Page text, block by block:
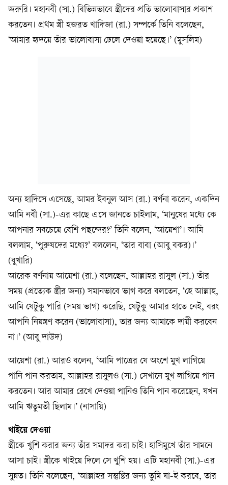
জরুরি। মহানবী (সা.) বিভিন্নভাবে স্ত্রীদের প্রতি ভালোবাসার প্রকাশ
করতেন। প্রথম স্ত্রী হজরত খাদিজা (রা.) সম্পর্কে তিনি বলেছেন,
‘আমার হৃদয়ে তাঁর ভালোবাসা ঢেলে দেওয়া হয়েছে।’ (মুসলিম)
অন্য হাদিসে এসেছে, আমর ইবনুল আস (রা.) বর্ণনা করেন, একদিন
আমি নবী (সা.)-এর কাছে এসে জানতে চাইলাম, ‘মানুষের মধ্যে কে
আপনার সবচেয়ে বেশি পছন্দের?’ তিনি বলেন, ‘আয়েশা’। আমি
বললাম, ‘পুরুষদের মধ্যে?’ বললেন, ‘তার বাবা (আবু বকর)।’
(বুখারি)
আরেক বর্ণনায় আয়েশা (রা.) বলেছেন, আল্লাহর রাসুল (সা.) তাঁর
সময় (প্রত্যেক স্ত্রীর জন্য) সমানভাবে ভাগ করে বলতেন, ‘হে আল্লাহ,
আমি যেটুকু পারি (সময় ভাগ) করেছি, যেটুকু আমার হাতে নেই, বরং
আপনি নিয়ন্ত্রণ করেন (ভালোবাসা), তার জন্য আমাকে দায়ী করবেন
না।’ (আবু দাউদ)
আয়েশা (রা.) আরও বলেন, ‘আমি পাত্রের যে অংশে মুখ লাগিয়ে
পানি পান করতাম, আল্লাহর রাসুলও (সা.) সেখানে মুখ লাগিয়ে পান
করতেন। আর আমার রেখে দেওয়া পানিও তিনি পান করেছেন, যখন
আমি ঋতুমতী ছিলাম।’ (নাসায়ি)
খাইয়ে দেওয়া
স্ত্রীকে খুশি করার জন্য তাঁর সমাদর করা চাই। হাসিমুখে তাঁর সামনে
আসা চাই। স্ত্রীকে খাইয়ে দিলে সে খুশি হয়। এটি মহানবী (সা.)-এর
সুন্নত। তিনি বলেছেন, ‘আল্লাহর সন্তুষ্টির জন্য তুমি যা-ই করবে, তার